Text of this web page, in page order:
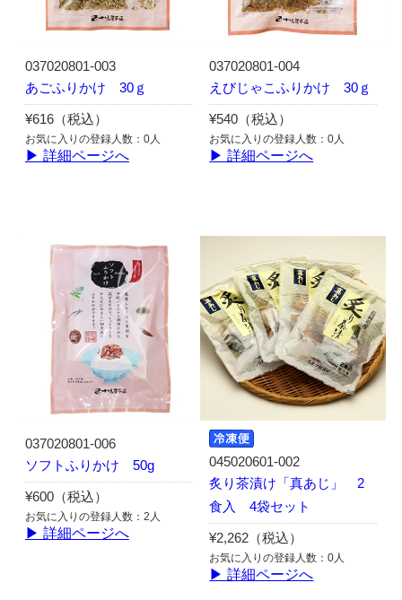
037020801-003
あごふりかけ 30ｇ
¥616（税込）
お気に入りの登録人数：0人
▶ 詳細ページへ
037020801-004
えびじゃこふりかけ 30ｇ
¥540（税込）
お気に入りの登録人数：0人
▶ 詳細ページへ
037020801-006
ソフトふりかけ 50g
¥600（税込）
お気に入りの登録人数：2人
▶ 詳細ページへ
045020601-002
炙り茶漬け「真あじ」 2
食入 4袋セット
¥2,262（税込）
お気に入りの登録人数：0人
▶ 詳細ページへ